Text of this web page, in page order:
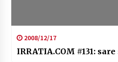
2008/12/17
IRRATIA.COM #131: